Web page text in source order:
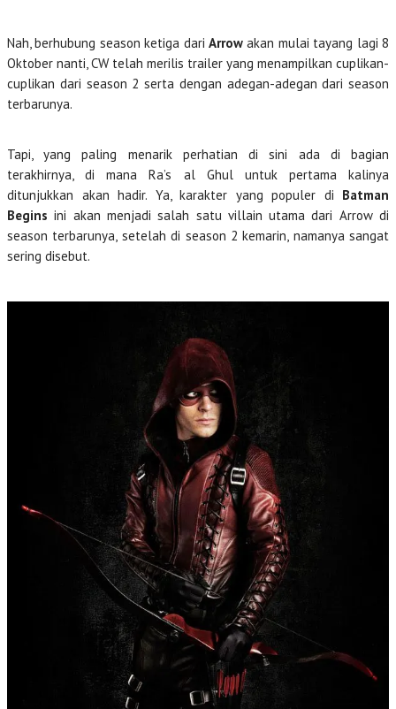
Nah, berhubung season ketiga dari Arrow akan mulai tayang lagi 8
Oktober nanti, CW telah merilis trailer yang menampilkan cuplikan-
cuplikan dari season 2 serta dengan adegan-adegan dari season
terbarunya.
Tapi, yang paling menarik perhatian di sini ada di bagian
terakhirnya, di mana Ra’s al Ghul untuk pertama kalinya
ditunjukkan akan hadir. Ya, karakter yang populer di Batman
Begins ini akan menjadi salah satu villain utama dari Arrow di
season terbarunya, setelah di season 2 kemarin, namanya sangat
sering disebut.